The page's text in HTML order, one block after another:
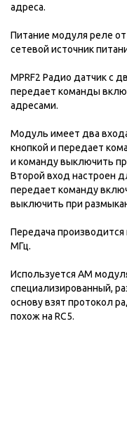
адреса.
Питание модуля реле
сетевой источник
MPRF2 Радио датчик с
передает команды
адресами.
Модуль имеет два
кнопкой и передает
и команду выключить
Второй вход настроен
передает команду
выключить при
Передача производится
МГц.
Используется AM
специализированный,
основу взят протокол
похож на RC5.